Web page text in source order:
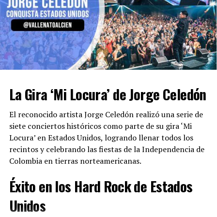
Auténtico
La Fundación Festival de la Leyenda Vallenata sigue
comprometida con la conservación y promoción del
vallenato tradicional. El próximo año, el festival rendirá
homenaje al Rey Vallenato Omar Geles Suárez,
cultural del vallenato.
Futuras
Villazón expresó su gratitud por el apoyo recibido en
cada lugar. El empresario Lino Villalobos comentó: «Me
están solicitando al artista para otras ciudades y vamos
Próximos Conciertos de Iván
Villazón en Estados Unidos
Iván Villazón y Tuto López regresarán a Estados Unidos
a mediados de agosto, llevando ‘Un mundo real’ a Nueva
York, ‘La Capital del Mundo’.
Fechas Destacadas:
Viernes 9 de agosto:
La Gira ‘Mi Locura’ de Jorge Celedón
El reconocido artista Jorge Celedón realizó una serie de
siete conciertos históricos como parte de su gira ‘Mi
Locura’ en Estados Unidos, logrando llenar todos los
recintos y celebrando las fiestas de la Independencia de
Colombia en tierras norteamericanas.
Éxito en los Hard Rock de Estados
Unidos